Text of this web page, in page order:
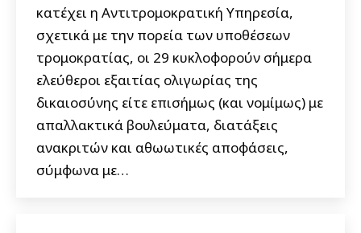
κατέχει η Αντιτρομοκρατική Υπηρεσία,
σχετικά με την πορεία των υποθέσεων
τρομοκρατίας, οι 29 κυκλοφορούν σήμερα
ελεύθεροι εξαιτίας ολιγωρίας της
δικαιοσύνης είτε επισήμως (και νομίμως) με
απαλλακτικά βουλεύματα, διατάξεις
ανακριτών και αθωωτικές αποφάσεις,
σύμφωνα με…